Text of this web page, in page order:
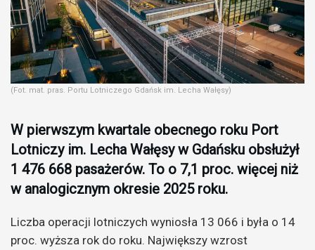
(Fot. mat. pras. Portu Lotniczego Gdańsk im. Lecha Wałęsy)
W pierwszym kwartale obecnego roku Port
Lotniczy im. Lecha Wałęsy w Gdańsku obsłużył
1 476 668 pasażerów. To o 7,1 proc. więcej niż
w analogicznym okresie 2025 roku.
Liczba operacji lotniczych wyniosła 13 066 i była o 14
proc. wyższa rok do roku. Największy wzrost